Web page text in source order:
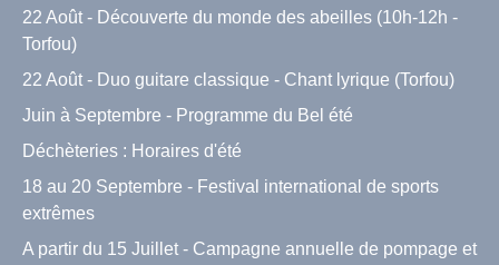
22 Août - Découverte du monde des abeilles (10h-12h -
Torfou)
22 Août - Duo guitare classique - Chant lyrique (Torfou)
Juin à Septembre - Programme du Bel été
Déchèteries : Horaires d'été
18 au 20 Septembre - Festival international de sports
extrêmes
A partir du 15 Juillet - Campagne annuelle de pompage et